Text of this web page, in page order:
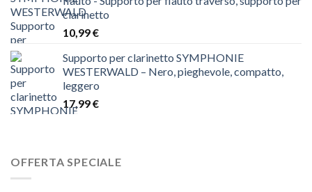
clarinetto
10,99€
Supporto per clarinetto SYMPHONIE
WESTERWALD – Nero, pieghevole, compatto,
leggero
17,99€
OFFERTA SPECIALE